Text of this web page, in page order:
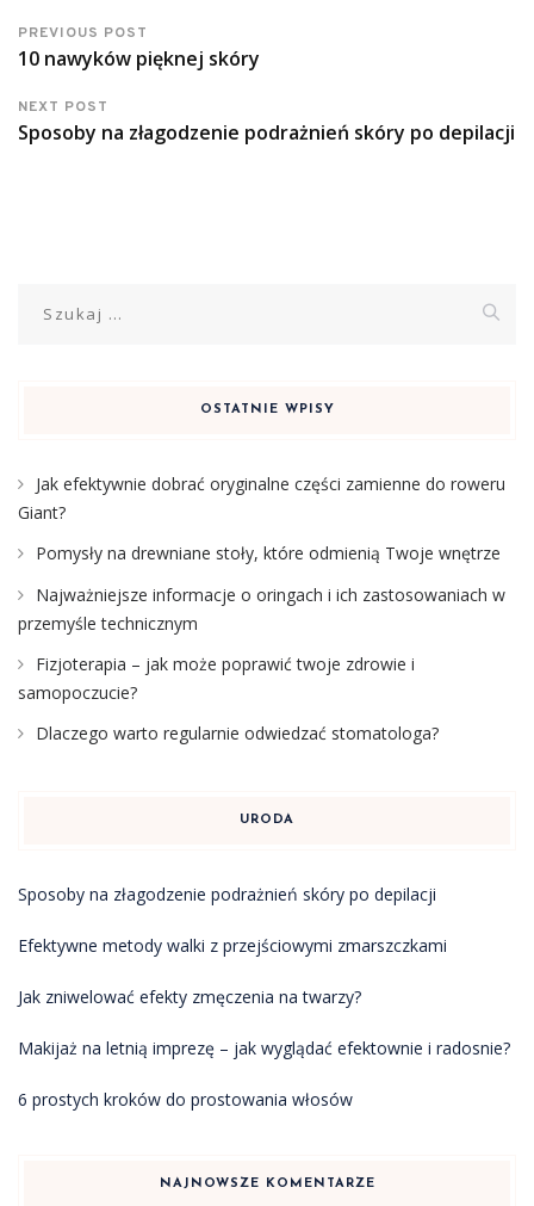
PREVIOUS POST
10 nawyków pięknej skóry
NEXT POST
Sposoby na złagodzenie podrażnień skóry po depilacji
OSTATNIE WPISY
Jak efektywnie dobrać oryginalne części zamienne do roweru
Giant?
Pomysły na drewniane stoły, które odmienią Twoje wnętrze
Najważniejsze informacje o oringach i ich zastosowaniach w
przemyśle technicznym
Fizjoterapia – jak może poprawić twoje zdrowie i
samopoczucie?
Dlaczego warto regularnie odwiedzać stomatologa?
URODA
Sposoby na złagodzenie podrażnień skóry po depilacji
Efektywne metody walki z przejściowymi zmarszczkami
Jak zniwelować efekty zmęczenia na twarzy?
Makijaż na letnią imprezę – jak wyglądać efektownie i radosnie?
6 prostych kroków do prostowania włosów
NAJNOWSZE KOMENTARZE